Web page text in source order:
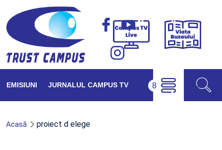
Campus
Viața
EMISIUNI JURNALUL CAMPUS TV
Acasă proiect d elege